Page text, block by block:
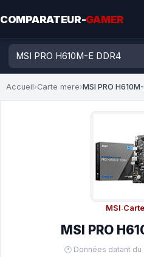
COMPARATEUR-GAMER
Accueil›Carte mere›MSI PRO
MSI·
MSI PRO
🕐 Données datant